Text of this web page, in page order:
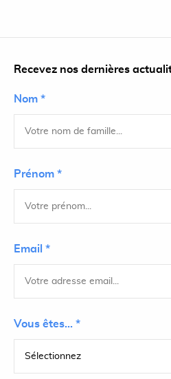
Recevez nos dernières
Nom *
Prénom *
Email *
Vous êtes... *